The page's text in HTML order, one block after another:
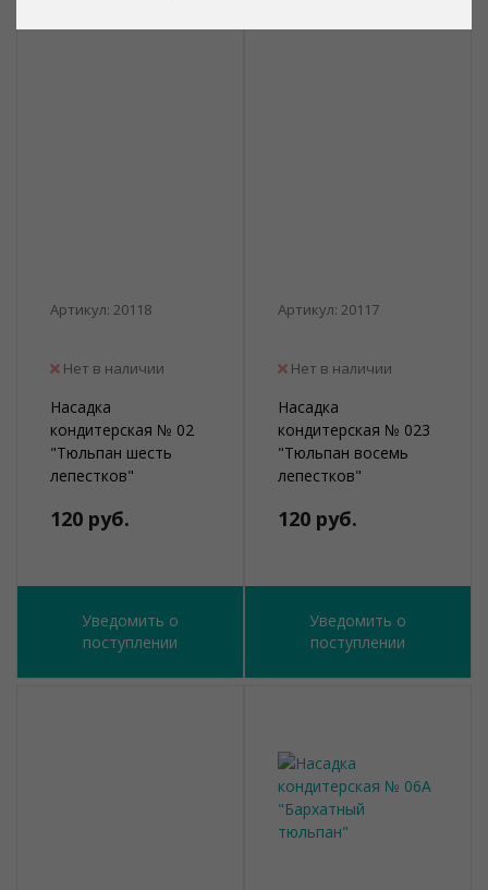
Артикул: 20118
Нет в наличии
Насадка
кондитерская № 02
"Тюльпан шесть
лепестков"
120 руб.
Уведомить о
поступлении
Артикул: 20117
Нет в наличии
Насадка
кондитерская № 023
"Тюльпан восемь
лепестков"
120 руб.
Уведомить о
поступлении